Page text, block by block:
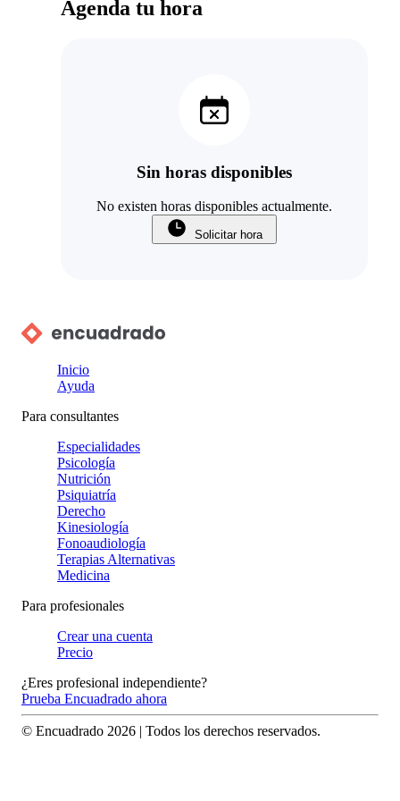
Agenda tu hora
Sin horas disponibles
No existen horas disponibles actualmente.
Solicitar hora
Inicio
Ayuda
Para consultantes
Especialidades
Psicología
Nutrición
Psiquiatría
Derecho
Kinesiología
Fonoaudiología
Terapias Alternativas
Medicina
Para profesionales
Crear una cuenta
Precio
¿Eres profesional independiente?
Prueba Encuadrado ahora
© Encuadrado 2026 | Todos los derechos reservados.